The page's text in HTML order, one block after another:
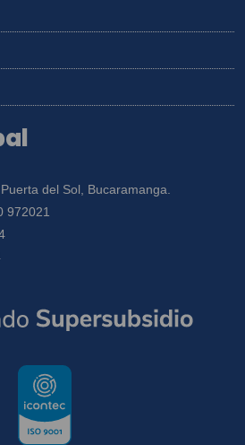
del Sol, Bucaramanga.
972021